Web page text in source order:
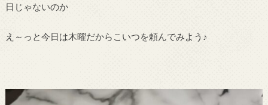
日じゃないのか
え～っと今日は木曜だからこいつを頼んでみよう♪